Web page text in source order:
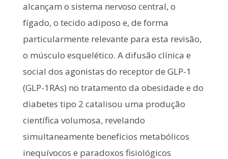
alcançam o sistema nervoso central, o
fígado, o tecido adiposo e, de forma
particularmente relevante para esta revisão,
o músculo esquelético. A difusão clínica e
social dos agonistas do receptor de GLP-1
(GLP-1RAs) no tratamento da obesidade e do
diabetes tipo 2 catalisou uma produção
científica volumosa, revelando
simultaneamente benefícios metabólicos
inequívocos e paradoxos fisiológicos